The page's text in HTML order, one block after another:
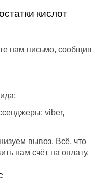
кислот
нам письмо, сообщив
viber,
вывоз. Всё, что
нам счёт на оплату.